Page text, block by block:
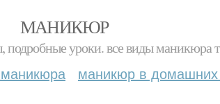
МАНИКЮР
подробные уроки. все виды маникюра
маникюр в домашних